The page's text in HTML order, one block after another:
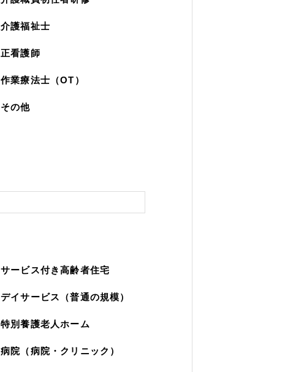
介護福祉士
正看護師
作業療法士（OT）
その他
サービス付き高齢者住宅
デイサービス（普通の規模）
特別養護老人ホーム
病院（病院・クリニック）